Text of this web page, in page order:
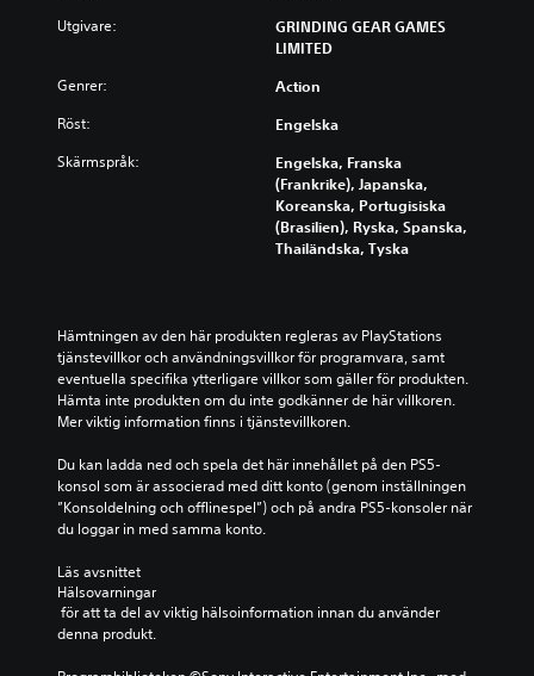
a
o
l
y
m
e
o
c
h
s
ä
n
g
a
Utgivare:
GRINDING GEAR GAMES
LIMITED
Genrer: Action
Röst: Engelska
Skärmspråk:
Engelska, Franska
(Frankrike), Japanska,
Koreanska, Portugisiska
(Brasilien), Ryska, Spanska,
Thailändska, Tyska
Hämtningen av den här produkten regleras av PlayStations
tjänstevillkor och användningsvillkor för programvara, samt
eventuella specifika ytterligare villkor som gäller för produkten.
Hämta inte produkten om du inte godkänner de här villkoren.
Mer viktig information finns i tjänstevillkoren.
Du kan ladda ned och spela det här innehållet på den PS5-
konsol som är associerad med ditt konto (genom inställningen
”Konsoldelning och offlinespel”) och på andra PS5-konsoler när
du loggar in med samma konto.
Läs avsnittet
Hälsovarningar
denna produkt.